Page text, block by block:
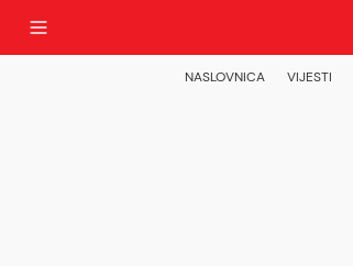
NASLOVNICA VIJESTI